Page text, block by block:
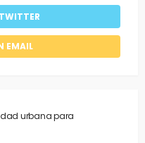
EMAIL
urbana para